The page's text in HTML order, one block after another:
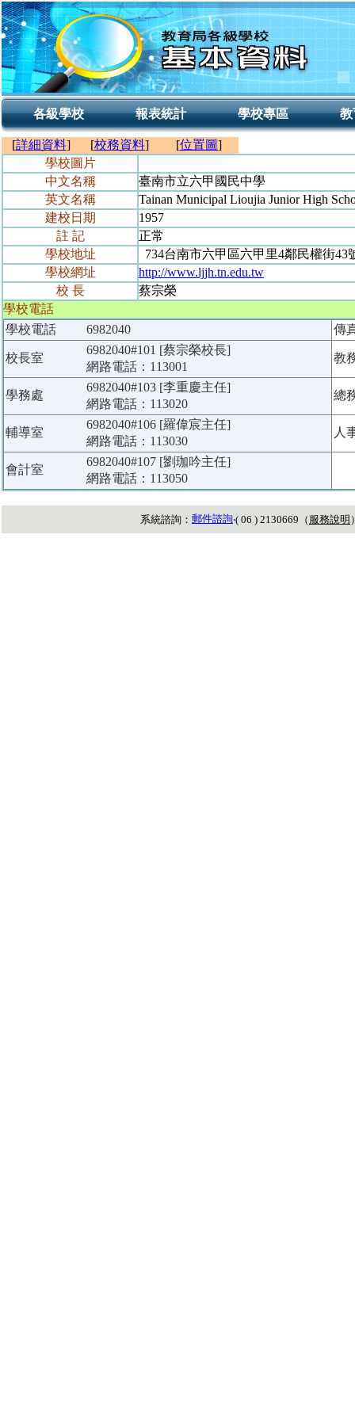
各級學校 報表統計 學校專區 教
[詳細資料] [校務資料] [位置圖]
學校圖片
中文名稱
臺南市立六甲國民中學
英文名稱
Tainan Municipal Lioujia Junior High
建校日期
1957
註 記
正常
學校地址
734台南市六甲區六甲里4鄰民權街43
學校網址
http://www.ljjh.tn.edu.tw
校 長
蔡宗榮
學校電話
學校電話
6982040 傳
校長室
6982040#101 [蔡宗榮校長]
網路電話：113001
教
學務處
6982040#103 [李重慶主任]
網路電話：113020
總
輔導室
6982040#106 [羅偉宸主任]
網路電話：113030
人
會計室
6982040#107 [劉珈吟主任]
網路電話：113050
系統諮詢： 郵件諮詢‧( 06 ) 2130669（ 服務說明